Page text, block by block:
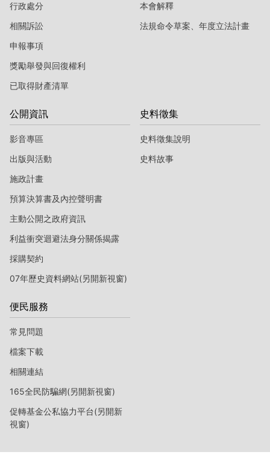
行政處分
相關訴訟
申報事項
獎勵舉發與回復權利
已取得財產清單
本會解釋
法規命令草案、年度立法計畫
公開資訊
影音專區
出版與活動
施政計畫
預算決算書及內控聲明書
主動公開之政府資訊
利益衝突迴避法身分關係揭露
採購契約
07年歷史資料網站(另開新視窗)
史料徵集
史料徵集說明
史料故事
便民服務
常見問題
檔案下載
相關連結
165全民防騙網(另開新視窗)
促轉基金公私協力平台(另開新
視窗)